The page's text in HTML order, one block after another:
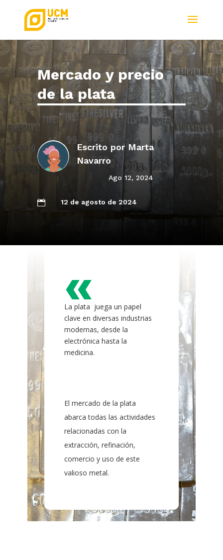
Mercado y precio
de la plata
Escrito porMarta
Navarro
Ago 12, 2024
 12 de agosto de 2024
«
La plata juega un papel
clave en diversas industrias
modernas, desde la
electrónica hasta la
medicina.
El mercado de la plata
abarca todas las actividades
relacionadas con la
extracción, refinación,
comercio y uso de este
valioso metal.